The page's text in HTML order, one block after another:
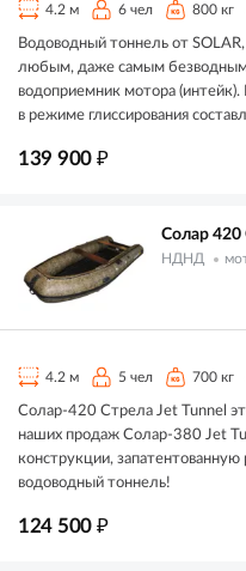
4.2 м 6 чел 800 кг
Водоводный тоннель от
любым, даже самым
водоприемник мотора
в режиме глиссирования
139 900 ₽
Солар 420
НДНД
4.2 м 5 чел 700 кг
Солар-420 Стрела Jet Tunnel
наших продаж Солар-380 Jet
конструкции,
водоводный тоннель!
124 500 ₽